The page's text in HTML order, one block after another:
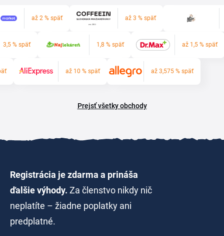
až 2 % späť až 3 % späť
3,5 % späť 1,8 % späť až 1,5 % späť
až 10 % späť až 3,575 % späť
Prejsť všetky obchody
Registrácia je zdarma a prináša
ďalšie výhody. Za členstvo nikdy nič
neplatíte – žiadne poplatky ani
predplatné.